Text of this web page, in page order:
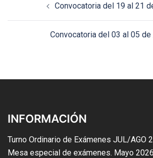
Convocatoria del 19 al 21
Convocatoria del 03 al 05 de
INFORMACIÓN
Turno Ordinario de Exámenes JUL/AGO
Mesa especial de exámenes. Mayo 2026